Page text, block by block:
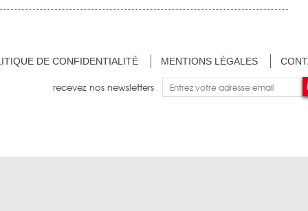
DE CONFIDENTIALITÉ MENTIONS LÉGALES
recevez nos newsletters